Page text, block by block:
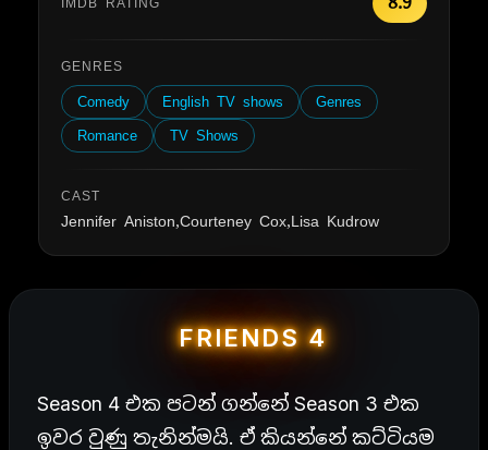
GENRES
Comedy English TV shows
Genres
Romance
TV Shows
CAST
Jennifer Aniston,Courteney Cox,Lisa Kudrow
FRIENDS 4
Season 4 එක පටන් ගන්නේ Season 3 එක
ඉවර වුණු තැනින්මයි. ඒ කියන්නේ කට්ටියම